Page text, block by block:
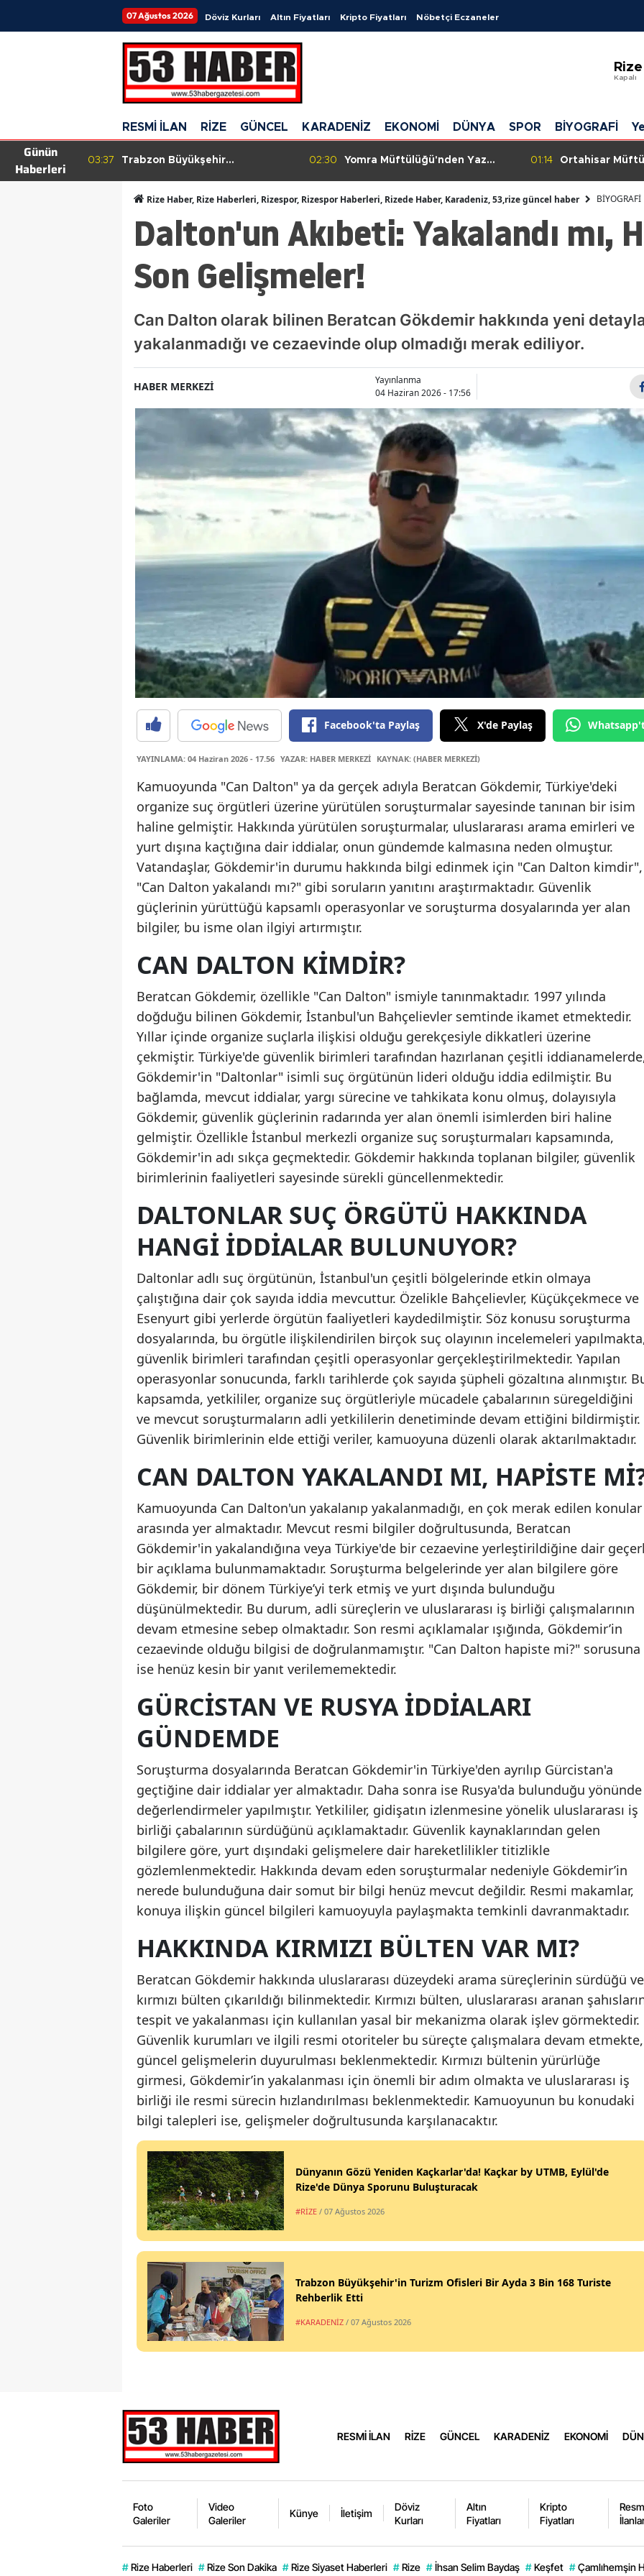
07 Ağustos 2026 Döviz Kurları Altın Fiyatları Kripto Fiyatları Nöbetçi Eczaneler
Rize
Kapalı
Uşak
RESMİ İLAN RİZE GÜNCEL KARADENİZ EKONOMİ DÜNYA SPOR BİYOGRAFİ
Günün
Haberleri
168
03:37
Trabzon Büyükşehir
Belediye Bütçesinden Tek Kuruş
Harcanmadı
02:30
Yomra Müftülüğü'nden Yaz
Tanıtımı
01:14
Ortahisar
Verildi
Rize Haber, Rize Haberleri, Rizespor, Rizespor Haberleri, Rizede Haber, Karadeniz, 53,rize güncel haber BİYOGRAFİ
Dalton'un Akıbeti: Yakalandı mı,
Son Gelişmeler!
Can Dalton olarak bilinen Beratcan Gökdemir hakkında yeni
yakalanmadığı ve cezaevinde olup olmadığı merak ediliyor.
HABER MERKEZİ
Yayınlanma
04 Haziran 2026 - 17:56
Facebook'ta Paylaş X'de Paylaş
YAYINLAMA: 04 Haziran 2026 - 17.56 YAZAR: HABER MERKEZİ KAYNAK: (HABER MERKEZİ)
Kamuoyunda "Can Dalton" ya da gerçek adıyla Beratcan Gökdemir, Türkiye'deki
organize suç örgütleri üzerine yürütülen soruşturmalar sayesinde tanınan bir isim
haline gelmiştir. Hakkında yürütülen soruşturmalar, uluslararası arama emirleri ve
yurt dışına kaçtığına dair iddialar, onun gündemde kalmasına neden olmuştur.
Vatandaşlar, Gökdemir'in durumu hakkında bilgi edinmek için "Can Dalton kimdir",
"Can Dalton yakalandı mı?" gibi soruların yanıtını araştırmaktadır. Güvenlik
güçlerinin yürüttüğü kapsamlı operasyonlar ve soruşturma dosyalarında yer alan
bilgiler, bu isme olan ilgiyi artırmıştır.
CAN DALTON KIMDIR?
Beratcan Gökdemir, özellikle "Can Dalton" ismiyle tanınmaktadır. 1997 yılında
doğduğu bilinen Gökdemir, İstanbul'un Bahçelievler semtinde ikamet etmektedir.
Yıllar içinde organize suçlarla ilişkisi olduğu gerekçesiyle dikkatleri üzerine
çekmiştir. Türkiye'de güvenlik birimleri tarafından hazırlanan çeşitli
Gökdemir'in "Daltonlar" isimli suç örgütünün lideri olduğu iddia edilmiştir. Bu
bağlamda, mevcut iddialar, yargı sürecine ve tahkikata konu olmuş, dolayısıyla
Gökdemir, güvenlik güçlerinin radarında yer alan önemli isimlerden biri haline
gelmiştir. Özellikle İstanbul merkezli organize suç soruşturmaları kapsamında,
Gökdemir'in adı sıkça geçmektedir. Gökdemir hakkında toplanan bilgiler, güvenlik
birimlerinin faaliyetleri sayesinde sürekli güncellenmektedir.
DALTONLAR SUÇ ÖRGÜTÜ HAKKINDA
HANGI İDDIALAR BULUNUYOR?
Daltonlar adlı suç örgütünün, İstanbul'un çeşitli bölgelerinde etkin olmaya
çalıştığına dair çok sayıda iddia mevcuttur. Özelikle Bahçelievler, Küçükçekmece ve
Esenyurt gibi yerlerde örgütün faaliyetleri kaydedilmiştir. Söz konusu soruşturma
dosyalarında, bu örgütle ilişkilendirilen birçok suç olayının incelemeleri
güvenlik birimleri tarafından çeşitli operasyonlar gerçekleştirilmektedir. Yapılan
operasyonlar sonucunda, farklı tarihlerde çok sayıda şüpheli gözaltına alınmıştır.
kapsamda, yetkililer, organize suç örgütleriyle mücadele çabalarının süregeldiğini
ve mevcut soruşturmaların adli yetkililerin denetiminde devam ettiğini bildirmiştir.
Güvenlik birimlerinin elde ettiği veriler, kamuoyuna düzenli olarak aktarılmaktadır.
CAN DALTON YAKALANDI MI, HAPISTE
Kamuoyunda Can Dalton'un yakalanıp yakalanmadığı, en çok merak edilen konular
arasında yer almaktadır. Mevcut resmi bilgiler doğrultusunda, Beratcan
Gökdemir'in yakalandığına veya Türkiye'de bir cezaevine yerleştirildiğine dair
bir açıklama bulunmamaktadır. Soruşturma belgelerinde yer alan bilgilere göre
Gökdemir, bir dönem Türkiye’yi terk etmiş ve yurt dışında bulunduğu
düşünülmektedir. Bu durum, adli süreçlerin ve uluslararası iş birliği çalışmalarının
devam etmesine sebep olmaktadır. Son resmi açıklamalar ışığında, Gökdemir’in
cezaevinde olduğu bilgisi de doğrulanmamıştır. "Can Dalton hapiste mi?" sorusuna
ise henüz kesin bir yanıt verilememektedir.
GÜRCISTAN VE RUSYA İDDIALARI
GÜNDEMDE
Soruşturma dosyalarında Beratcan Gökdemir'in Türkiye'den ayrılıp Gürcistan'a
geçtiğine dair iddialar yer almaktadır. Daha sonra ise Rusya'da bulunduğu yönünde
değerlendirmeler yapılmıştır. Yetkililer, gidişatın izlenmesine yönelik uluslararası iş
birliği çabalarının sürdüğünü açıklamaktadır. Güvenlik kaynaklarından gelen
bilgilere göre, yurt dışındaki gelişmelere dair hareketlilikler titizlikle
gözlemlenmektedir. Hakkında devam eden soruşturmalar nedeniyle Gökdemir’in
nerede bulunduğuna dair somut bir bilgi henüz mevcut değildir. Resmi makamlar,
konuya ilişkin güncel bilgileri kamuoyuyla paylaşmakta temkinli davranmaktadır.
HAKKINDA KIRMIZI BÜLTEN VAR MI?
Beratcan Gökdemir hakkında uluslararası düzeydeki arama süreçlerinin sürdüğü ve
kırmızı bülten çıkarıldığı bilinmektedir. Kırmızı bülten, uluslararası aranan
tespit ve yakalanması için kullanılan yasal bir mekanizma olarak işlev görmektedir.
Güvenlik kurumları ve ilgili resmi otoriteler bu süreçte çalışmalara devam etmekte,
güncel gelişmelerin duyurulması beklenmektedir. Kırmızı bültenin yürürlüğe
girmesi, Gökdemir’in yakalanması için önemli bir adım olmakta ve uluslararası iş
birliği ile resmi sürecin hızlandırılması beklenmektedir. Kamuoyunun bu konudaki
bilgi talepleri ise, gelişmeler doğrultusunda karşılanacaktır.
Dünyanın Gözü Yeniden Kaçkarlar'da! Kaçkar by UTMB, Eylül'de
Rize'de Dünya Sporunu Buluşturacak
#RİZE / 07 Ağustos 2026
Trabzon Büyükşehir'in Turizm Ofisleri Bir Ayda 3 Bin 168 Turiste
Rehberlik Etti
#KARADENİZ / 07 Ağustos 2026
RESMİ İLAN RİZE GÜNCEL KARADENİZ EKONOMİ
Foto
Galeriler
Video
Galeriler
Künye İletişim
Döviz
Kurları
Altın
Fiyatları
Kripto
Fiyatları
# Rize Haberleri # Rize Son Dakika # Rize Siyaset Haberleri # Rize # İhsan Selim Baydaş # Keşfet # Çamlıhemşin